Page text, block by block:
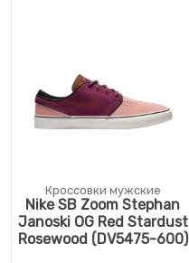
Кроссовки мужские
Nike SB Zoom Stephan
Janoski OG Red Stardust
Rosewood (DV5475-600)